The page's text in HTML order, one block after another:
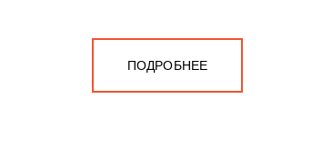
ПОДРОБНЕЕ